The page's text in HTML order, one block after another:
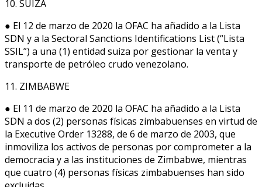
10. SUIZA
● El 12 de marzo de 2020 la OFAC ha añadido a la Lista
SDN y a la Sectoral Sanctions Identifications List (“Lista
SSIL”) a una (1) entidad suiza por gestionar la venta y
transporte de petróleo crudo venezolano.
11. ZIMBABWE
● El 11 de marzo de 2020 la OFAC ha añadido a la Lista
SDN a dos (2) personas físicas zimbabuenses en virtud de
la Executive Order 13288, de 6 de marzo de 2003, que
inmoviliza los activos de personas por comprometer a la
democracia y a las instituciones de Zimbabwe, mientras
que cuatro (4) personas físicas zimbabuenses han sido